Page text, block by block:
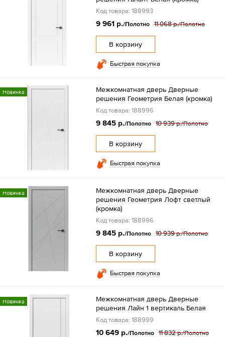
Код товара: 188993
9 961 р./Полотно 11 068 р./Полотно
В корзину
Быстрая покупка
Новинка
Межкомнатная дверь Дверные
решения Геометрия Белая (кромка)
Код товара: 188995
9 845 р./Полотно 10 939 р./Полотно
В корзину
Быстрая покупка
Новинка
Межкомнатная дверь Дверные
решения Геометрия Лофт светлый
(кромка)
Код товара: 188996
9 845 р./Полотно 10 939 р./Полотно
В корзину
Быстрая покупка
Новинка
Межкомнатная дверь Дверные
решения Лайн 1 вертикаль Белая
Код товара: 188999
10 649 р./Полотно 11 832 р./Полотно